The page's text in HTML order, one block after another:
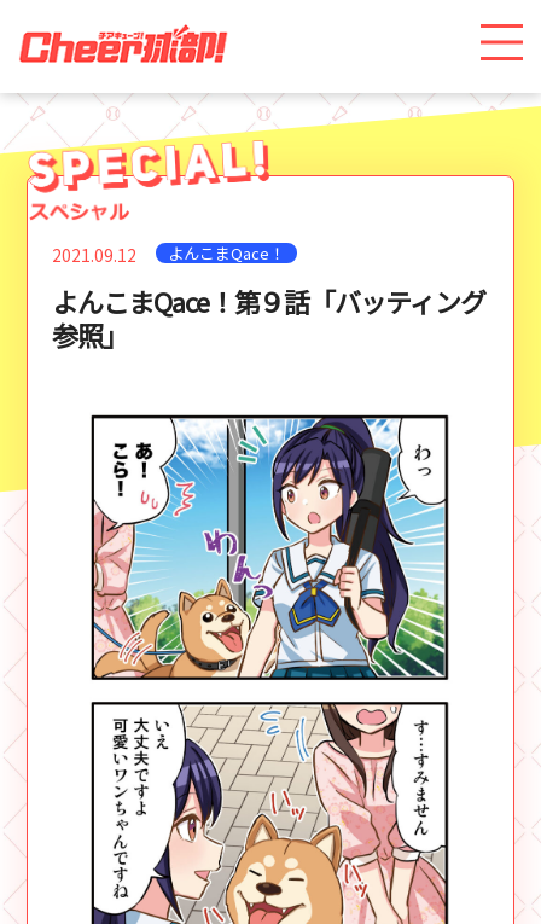
2021.09.12 よんこまQace！
よんこまQace！第９話「バッティング
参照」